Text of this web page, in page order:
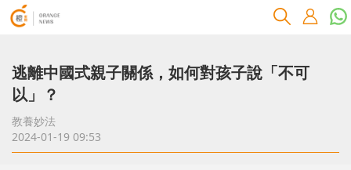
逃離中國式親子關係，如何對孩子說「不可
以」？
教養妙法
2024-01-19 09:53